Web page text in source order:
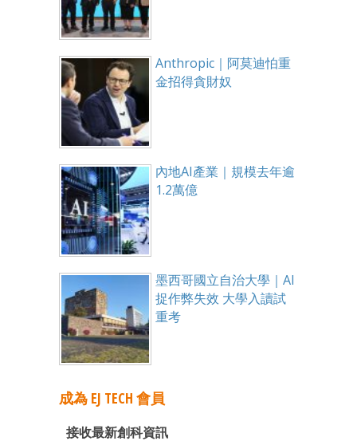
Anthropic｜阿莫迪怕重
金招得貪財奴
內地AI產業｜規模去年逾
1.2萬億
墨西哥國立自治大學｜AI
捉作弊失效 大學入讀試
重考
成為 EJ TECH 會員
接收最新創科資訊